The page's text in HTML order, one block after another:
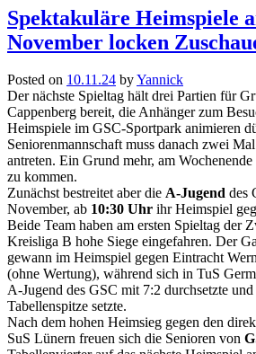
Spektakuläre Heimspiele
November locken
Posted on 10.11.24 byYannick
Der nächste Spieltag hält drei Partien für
Cappenberg bereit, die Anhänger zum
Heimspiele im GSC-Sportpark animieren
Seniorenmannschaft muss danach zwei
antreten. Ein Grund mehr, am
zu kommen.
Zunächst bestreitet aber die A-Jugend des
November, ab 10:30 Uhr ihr Heimspiel
Beide Team haben am ersten Spieltag der
Kreisliga B hohe Siege eingefahren. Der
gewann im Heimspiel gegen Eintracht
(ohne Wertung), während sich in TuS
A-Jugend des GSC mit 7:2 durchsetzte
Tabellenspitze setzte.
Nach dem hohen Heimsieg gegen den
SuS Lünern freuen sich die Senioren von